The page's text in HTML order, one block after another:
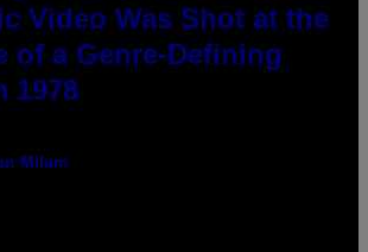
Video Was Shot at the
of a Genre-Defining
1978
Milam